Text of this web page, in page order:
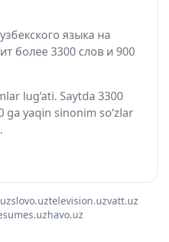
языка на
более 3300 слов и 900
lug‘ati. Saytda 3300
ga yaqin sinonim so‘zlar
slovo.uztelevision.uzvatt.uz
havo.uz